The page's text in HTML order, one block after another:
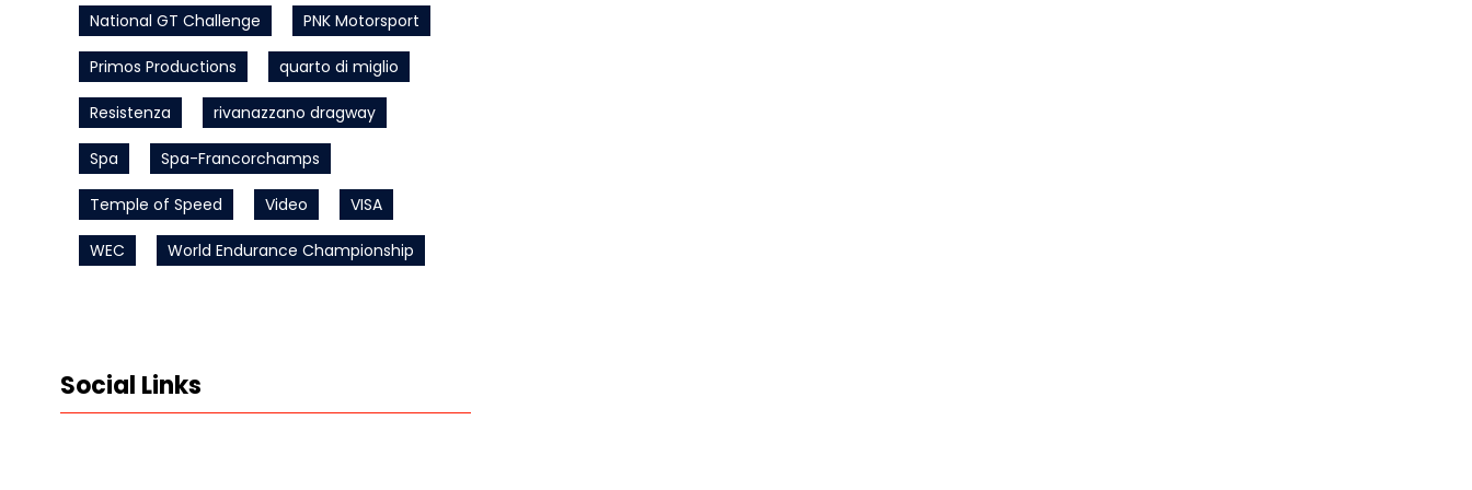
National GT Challenge PNK Motorsport
Primos Productions quarto di miglio
Resistenza rivanazzano dragway
Spa Spa-Francorchamps
Temple of Speed Video VISA
WEC World Endurance Championship
Social Links